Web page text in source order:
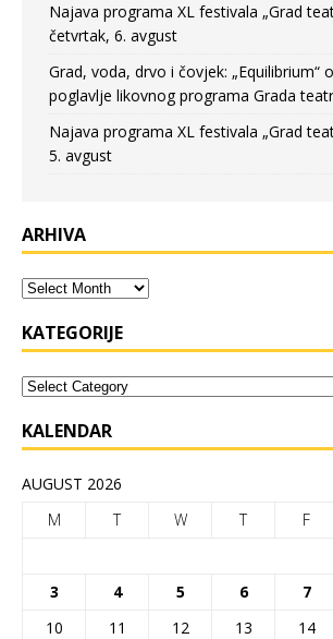
Najava programa XL festivala „Grad
četvrtak, 6. avgust
Grad, voda, drvo i čovjek: „Equilibrium“
poglavlje likovnog programa Grada
Najava programa XL festivala „Grad
5. avgust
ARHIVA
KATEGORIJE
KALENDAR
AUGUST 2026
M
T W T F
3
4 5 6 7
10
11 12 13 14